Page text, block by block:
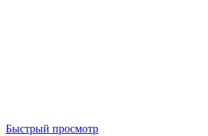
Быстрый просмотр